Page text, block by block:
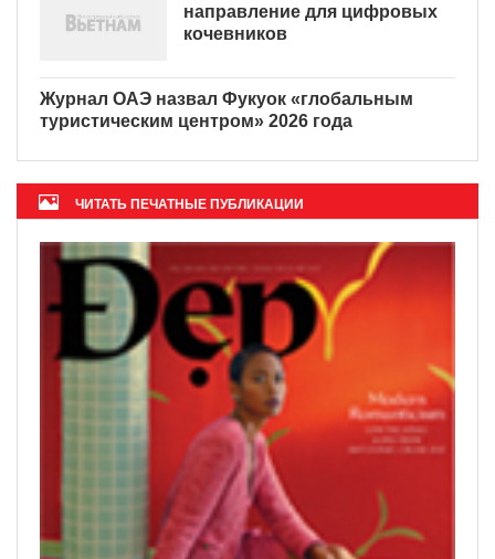
направление для цифровых
кочевников
Журнал ОАЭ назвал Фукуок «глобальным
туристическим центром» 2026 года
ЧИТАТЬ ПЕЧАТНЫЕ ПУБЛИКАЦИИ